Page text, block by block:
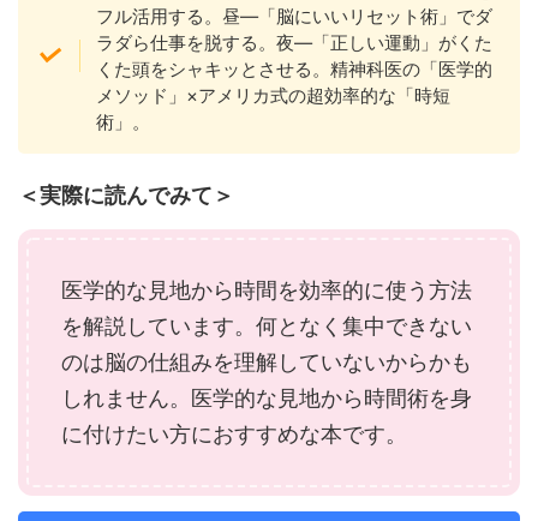
フル活用する。昼―「脳にいいリセット術」でダ
ラダら仕事を脱する。夜―「正しい運動」がくた
くた頭をシャキッとさせる。精神科医の「医学的
メソッド」×アメリカ式の超効率的な「時短
術」。
＜実際に読んでみて＞
医学的な見地から時間を効率的に使う方法
を解説しています。何となく集中できない
のは脳の仕組みを理解していないからかも
しれません。医学的な見地から時間術を身
に付けたい方におすすめな本です。